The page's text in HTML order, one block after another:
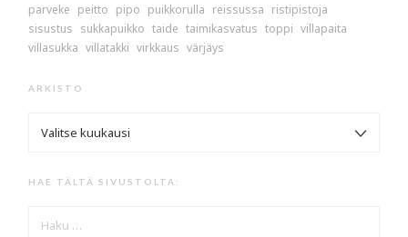
parveke peitto pipo puikkorulla reissussa ristipistoja
sisustus sukkapuikko taide taimikasvatus toppi villapaita
villasukka villatakki virkkaus värjäys
ARKISTO
HAE TÄLTÄ SIVUSTOLTA: